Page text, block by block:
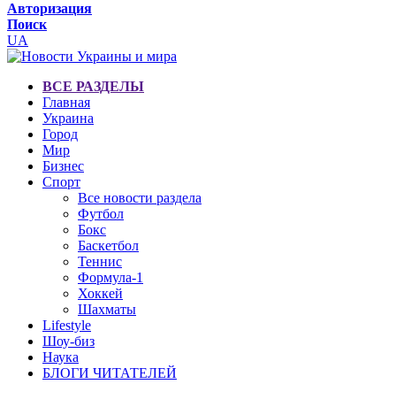
Авторизация
Поиск
UA
ВСЕ РАЗДЕЛЫ
Главная
Украина
Город
Мир
Бизнес
Спорт
Все новости раздела
Футбол
Бокс
Баскетбол
Теннис
Формула-1
Хоккей
Шахматы
Lifestyle
Шоу-биз
Наука
БЛОГИ ЧИТАТЕЛЕЙ